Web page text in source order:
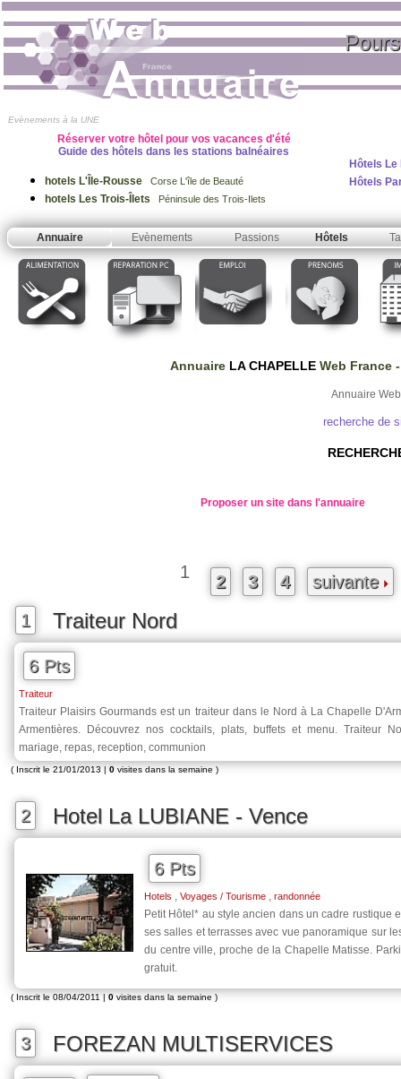
Evènements à la UNE
Réserver votre hôtel pour vos vacances d'été
Guide des hôtels dans les stations balnéaires
hotels L'Île-Rousse Corse L'île de Beauté
hotels Les Trois-Îlets Péninsule des Trois-Ilets
Hôtels Le
Hôtels
Annuaire Evènements Passions Hôtels
Annuaire LA CHAPELLEWeb France-
Annuaire
recherche de
Proposer un site dans l'annuaire
1 2 3 4
suivante
1
Traiteur Nord
6 Pts
Traiteur
Traiteur Plaisirs Gourmands est un traiteur dans le Nord à La Chapelle
Armentières. Découvrez nos cocktails, plats, buffets et menu. Traiteur
mariage, repas, reception, communion
( Inscrit le 21/01/2013 | 0 visites dans la semaine )
2 Hotel La LUBIANE - Vence
6 Pts
Hotels , Voyages / Tourisme , randonnée
Petit Hôtel* au style ancien dans un cadre rustique
ses salles et terrasses avec vue panoramique sur
du centre ville, proche de la Chapelle Matisse.
gratuit.
( Inscrit le 08/04/2011 | 0 visites dans la semaine )
3 FOREZAN MULTISERVICES